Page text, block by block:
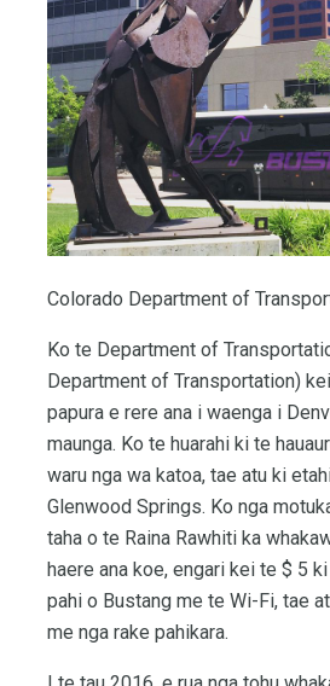
Colorado Department of
Ko te Department of
Department of Transportation)
papura e rere ana i waenga i
maunga. Ko te huarahi ki te
waru nga wa katoa, tae atu ki
Glenwood Springs. Ko nga
taha o te Raina Rawhiti ka
haere ana koe, engari kei te $ 5
pahi o Bustang me te Wi-Fi, tae
me nga rake pahikara.